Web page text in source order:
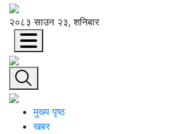
२०८३ साउन २३, शनिबार
मुख्य पृष्ठ
खबर